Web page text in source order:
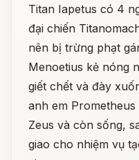
Titan Iapetus có 4
đại chiến
nên bị trừng phạt
Menoetius kẻ nóng
giết chết và đày
anh em
Zeus và còn sống,
giao cho nhiệm vụ